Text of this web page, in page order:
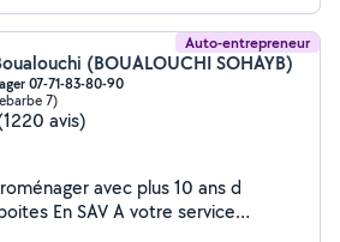
Auto-entrepreneur
(BOUALOUCHI SOHAYB)
07-71-83-80-90
7)
avis)
avec plus 10 ans d
En SAV A votre service